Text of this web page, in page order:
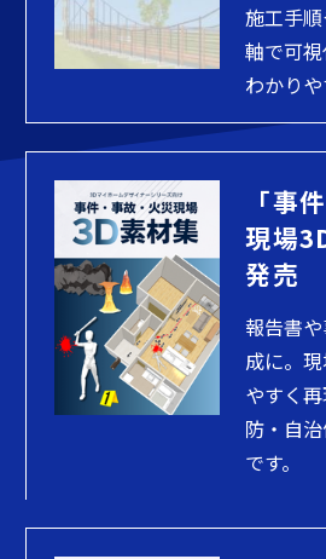
施工手
軸で可
わかりや
「事
現場
発売
報告書
成に。
やすく
防・自
です。